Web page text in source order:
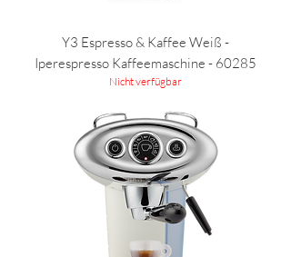
Y3 Espresso & Kaffee Weiß -
Iperespresso Kaffeemaschine - 60285
Nicht verfügbar